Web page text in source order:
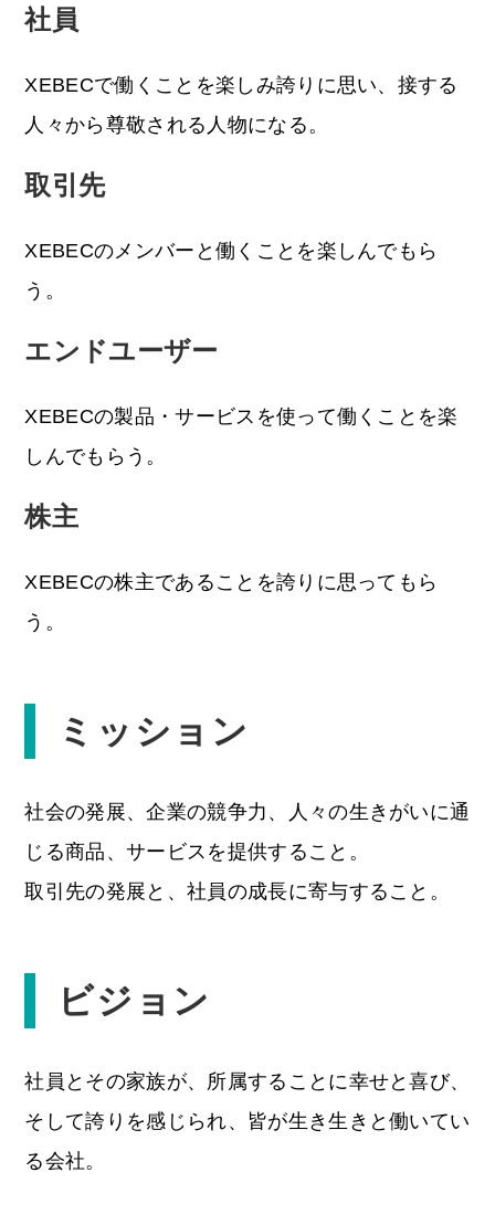
社員
XEBECで働くことを楽しみ誇りに思い、接する
人々から尊敬される人物になる。
取引先
XEBECのメンバーと働くことを楽しんでもら
う。
エンドユーザー
XEBECの製品・サービスを使って働くことを楽
しんでもらう。
株主
XEBECの株主であることを誇りに思ってもら
う。
ミッション
社会の発展、企業の競争力、人々の生きがいに通
じる商品、サービスを提供すること。
取引先の発展と、社員の成長に寄与すること。
ビジョン
社員とその家族が、所属することに幸せと喜び、
そして誇りを感じられ、皆が生き生きと働いてい
る会社。